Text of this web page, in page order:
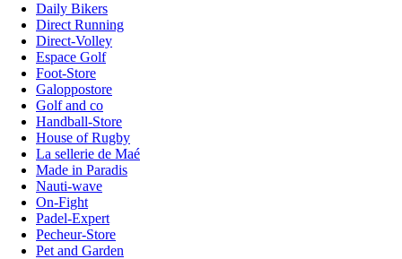
Daily Bikers
Direct Running
Direct-Volley
Espace Golf
Foot-Store
Galoppostore
Golf and co
Handball-Store
House of Rugby
La sellerie de Maé
Made in Paradis
Nauti-wave
On-Fight
Padel-Expert
Pecheur-Store
Pet and Garden